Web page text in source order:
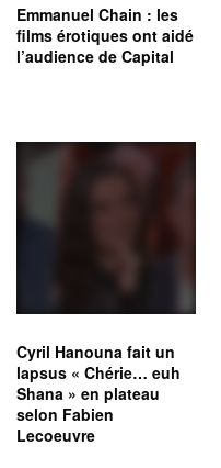
Emmanuel Chain : les
films érotiques ont aidé
l’audience de Capital
Cyril Hanouna fait un
lapsus « Chérie… euh
Shana » en plateau
selon Fabien
Lecoeuvre